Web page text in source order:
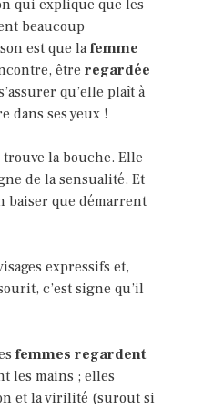
qui explique que les
beaucoup
est que la femme
être regardée
qu’elle plaît à
dans ses yeux !
la bouche. Elle
de la sensualité. Et
baiser que démarrent
expressifs et,
c’est signe qu’il
femmes regardent
les mains ; elles
et la virilité (surout si